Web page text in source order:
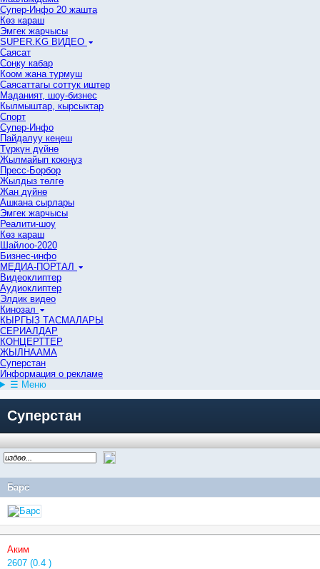
Супер-Инфо 20 жашта
Көз караш
Эмгек жарчысы
SUPER.KG ВИДЕО
Саясат
Cоңку кабар
Коом жана турмуш
Саясаттагы соттук иштер
Маданият, шоу-бизнес
Кылмыштар, кырсыктар
Спорт
Супер-Инфо
Пайдалуу кеңеш
Түркүн дүйнө
Жылмайып коюңуз
Пресс-Борбор
Жылдыз төлгө
Жан дүйнө
Ашкана сырлары
Эмгек жарчысы
Реалити-шоу
Көз караш
Шайлоо-2020
Бизнес-инфо
МЕДИА-ПОРТАЛ
Видеоклиптер
Аудиоклиптер
Элдик видео
Кинозал
КЫРГЫЗ ТАСМАЛАРЫ
СЕРИАЛДАР
КОНЦЕРТТЕР
ЖЫЛНААМА
Суперстан
Информация о рекламе
☰ Меню
Суперстан
Барс
Аким
2607 (0.4 )